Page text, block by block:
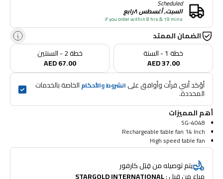
Scheduled
السبت, أغسطس ٨رابع
if you order within 8 hrs & 19 mins
الضمان الممتد
خطة 1 - السنة
AED 37.00
خطة 2 - السنتين
AED 67.00
أؤكد أنني قرأت وأوافق على الشروط والأحكام
المحددة.
أهم المميزات
SG-4048
Rechargeable table fan 14 Inch
High speed table fan
AC/DC fan
Power supply AC220-240V, 50/60Hz
Power 40W
100% pure copper motor
يتم توصيله من قِبَل كارفور